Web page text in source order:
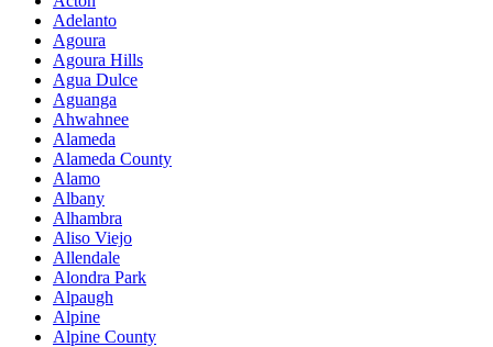
Adelanto
Agoura
Agoura Hills
Agua Dulce
Aguanga
Ahwahnee
Alameda
Alameda County
Alamo
Albany
Alhambra
Aliso Viejo
Allendale
Alondra Park
Alpaugh
Alpine
Alpine County